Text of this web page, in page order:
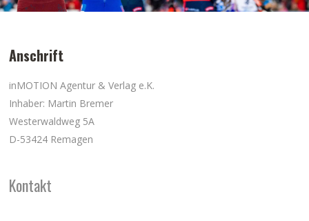
Anschrift
inMOTION Agentur & Verlag e.K.
Inhaber: Martin Bremer
Westerwaldweg 5A
D-53424 Remagen
Kontakt